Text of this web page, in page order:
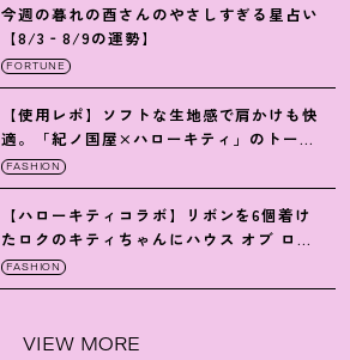
今週の暮れの酉さんのやさしすぎる星占い
【8/3‐8/9の運勢】
FORTUNE
【使用レポ】ソフトな生地感で肩かけも快
適。「紀ノ国屋×ハローキティ」のトート
がガシガシ使えて最高です
FASHION
【ハローキティコラボ】リボンを6個着け
たロクのキティちゃんにハウス オブ ロー
ゼの限定パケも
FASHION
VIEW MORE